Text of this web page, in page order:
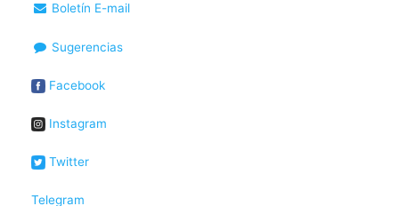
Boletín E-mail
Sugerencias
Facebook
Instagram
Twitter
Telegram